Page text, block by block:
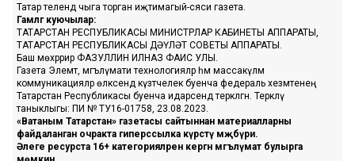
Татар телендә чыга торган иҗтимагый-сәяси газета.
Гамәлгә куючылар:
ТАТАРСТАН РЕСПУБЛИКАСЫ МИНИСТРЛАР КАБИНЕТЫ АППАРАТЫ,
ТАТАРСТАН РЕСПУБЛИКАСЫ ДӘҮЛӘТ СОВЕТЫ АППАРАТЫ.
Баш мөхәррир ФАЗУЛЛИН ИЛНАЗ ФАИС УЛЫ.
Газета Элемтә, мәгълүмати технологияләр һәм массакүләм
коммуникацияләр өлкәсендә күзәтчелек буенча федераль хезмәтенең
Татарстан Республикасы буенча идарәсендә теркәлгән. Теркәлү
таныклыгы: ПИ № ТУ16-01758, 23.08.2023.
«Ватаным Татарстан» газетасы сайтыннан материалларны
файдаланган очракта гиперссылка күрсәтү мәҗбүри.
Әлеге ресурста 16+ категорияләренә кергән мәгълүмат булырга